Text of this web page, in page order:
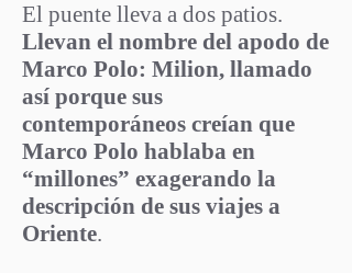
El puente lleva a dos patios.
Llevan el nombre del apodo de
Marco Polo: Milion, llamado
así porque sus
contemporáneos creían que
Marco Polo hablaba en
“millones” exagerando la
descripción de sus viajes a
Oriente.